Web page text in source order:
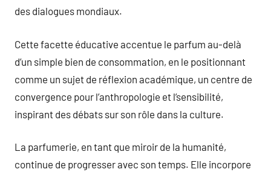
des dialogues mondiaux.
Cette facette éducative accentue le parfum au-delà
d’un simple bien de consommation, en le positionnant
comme un sujet de réflexion académique, un centre de
convergence pour l’anthropologie et l’sensibilité,
inspirant des débats sur son rôle dans la culture.
La parfumerie, en tant que miroir de la humanité,
continue de progresser avec son temps. Elle incorpore